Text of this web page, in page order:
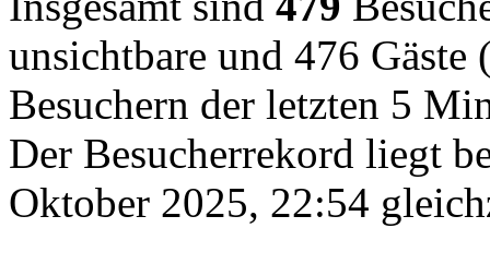
unsichtbare und 476 Gäste
Besuchern der letzten 5
Der Besucherrekord liegt
Oktober 2025, 22:54